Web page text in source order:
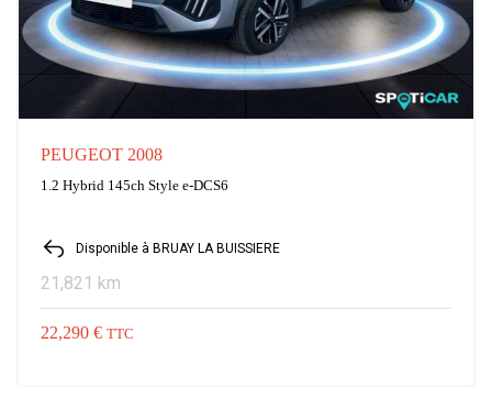
PEUGEOT 2008
1.2 Hybrid 145ch Style e-DCS6
Disponible à BRUAY LA BUISSIERE
21,821 km
22,290 € TTC